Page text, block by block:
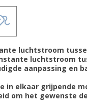
luchtstroom
luchtstroom
aanpassing en
in elkaar grijpende
om het gewenste